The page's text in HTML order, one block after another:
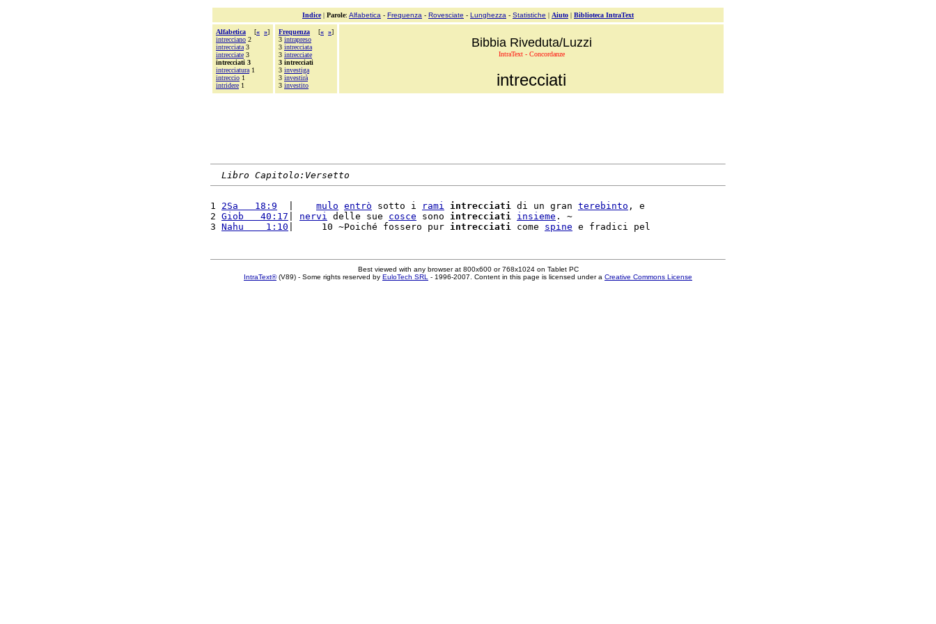
Indice| Parole: Alfabetica - Frequenza - Rovesciate - Lunghezza - Statistiche | Aiuto | Biblioteca IntraText
Alfabetica [« »]
intrecciano 2
intrecciata 3
intrecciate 3
intrecciati 3
intrecciatura 1
intreccio 1
intridere 1
Frequenza [« »]
3 intrapreso
3 intrecciata
3 intrecciate
3 intrecciati
3 investiga
3 investirà
3 investito
Bibbia Riveduta/Luzzi
IntraText - Concordanze
intrecciati
Libro Capitolo:Versetto
1 2Sa   18:9 mulo entrò sotto i rami intrecciati di un gran terebinto , e
2 Giob   40:17 nervi delle sue cosce sono intrecciati insieme . ~
3 Nahu    1:10 |     10 ~Poiché fossero pur intrecciati come spine
Best viewed with any browser at 800x600 or 768x1024 on Tablet PC
IntraText®(V89) - Some rights reserved by EuloTech SRL - 1996-2007. Content in this page is licensed under a Creative Commons License